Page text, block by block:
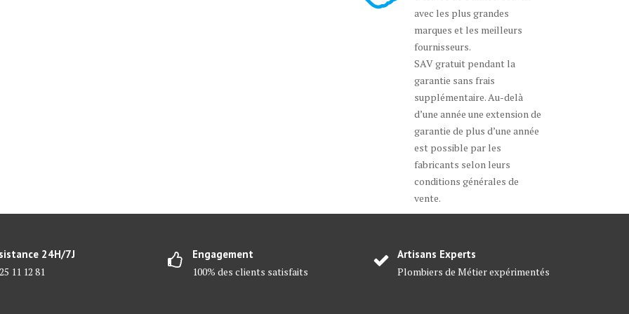
avec les plus grandes
marques et les meilleurs
fournisseurs.
SAV gratuit pendant la
garantie sans frais
supplémentaire. Au-delà
d’une année une extension de
garantie de plus d’une année
est possible par les
fabricants selon leurs
conditions générales de
vente.
24H/7J
11 12 81
Engagement
100% des clients satisfaits
Artisans Experts
Plombiers de Métier expérimentés